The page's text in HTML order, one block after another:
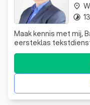
Maak kennis met mij,
eersteklas
Nederlandse vertaal-
transcripties en
ik lever bijvoorbeeld
het Nederlands, als a
place
timelapse